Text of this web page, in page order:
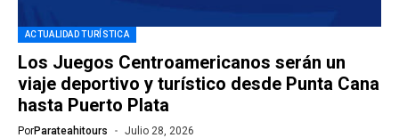
ACTUALIDAD TURÍSTICA
Los Juegos Centroamericanos serán un
viaje deportivo y turístico desde Punta Cana
hasta Puerto Plata
PorParateahitours Julio 28, 2026